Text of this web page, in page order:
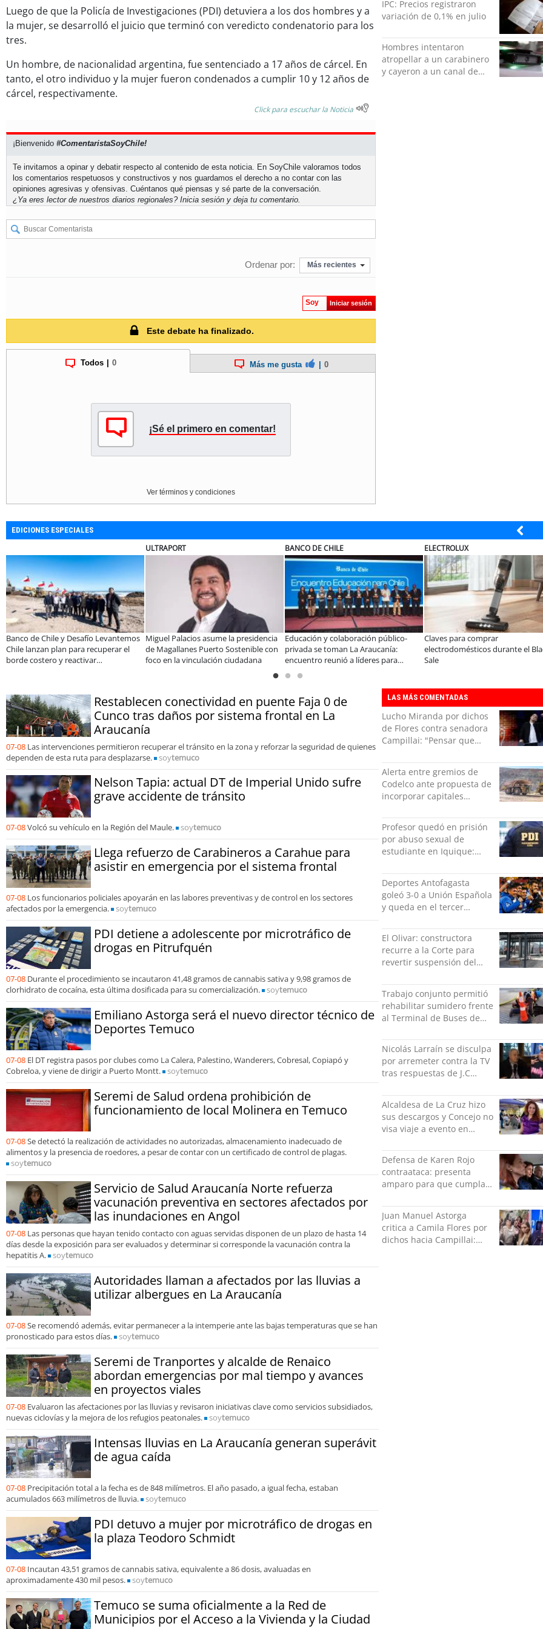
Luego de que la Policía de Investigaciones (PDI) detuviera a los dos hombres y a
la mujer, se desarrolló el juicio que terminó con veredicto condenatorio para los
tres.
Un hombre, de nacionalidad argentina, fue sentenciado a 17 años de cárcel. En
tanto, el otro individuo y la mujer fueron condenados a cumplir 10 y 12 años de
cárcel, respectivamente.
Click para escuchar la Noticia
¡Bienvenido #ComentaristaSoyChile!
Te invitamos a opinar y debatir respecto al contenido de esta noticia. En SoyChile valoramos todos
los comentarios respetuosos y constructivos y nos guardamos el derecho a no contar con las
opiniones agresivas y ofensivas. Cuéntanos qué piensas y sé parte de la conversación.
¿Ya eres lector de nuestros diarios regionales? Inicia sesión y deja tu comentario.
Ordenar por: Más recientes
Soy Iniciar sesión
Este debate ha finalizado.
Todos | 0 Más me gusta | 0
¡Sé el primero en comentar!
Ver términos y condiciones
IPC: Precios registraron
variación de 0,1% en julio
Hombres intentaron
atropellar a un carabinero
y cayeron a un canal de
EDICIONES ESPECIALES
la presidencia
Sostenible con
ciudadana
Educación y colaboración público-
privada se toman La Araucanía:
encuentro reunió a líderes para
Claves para comprar
electrodomésticos durante el Black
Sale
A dos años de la Ley Karin:
especialistas afirman que el desafío es
consolidar un cambio cultural en las
¿Qué
tecnología
Restablecen conectividad en puente Faja 0 de
Cunco tras daños por sistema frontal en La
Araucanía
07-08 Las intervenciones permitieron recuperar el tránsito en la zona y reforzar la seguridad de quienes
dependen de esta ruta para desplazarse.
soytemuco
Nelson Tapia: actual DT de Imperial Unido sufre
grave accidente de tránsito
07-08Volcó su vehículo en la Región del Maule. soytemuco
Llega refuerzo de Carabineros a Carahue para
asistir en emergencia por el sistema frontal
07-08 Los funcionarios policiales apoyarán en las labores preventivas y de control en los sectores
afectados por la emergencia.
soytemuco
PDI detiene a adolescente por microtráfico de
drogas en Pitrufquén
07-08 Durante el procedimiento se incautaron 41,48 gramos de cannabis sativa y 9,98 gramos de
clorhidrato de cocaína, esta última dosificada para su comercialización.
soytemuco
Emiliano Astorga será el nuevo director técnico de
Deportes Temuco
07-08 El DT registra pasos por clubes como La Calera, Palestino, Wanderers, Cobresal, Copiapó y
Cobreloa, y viene de dirigir a Puerto Montt.
soytemuco
Seremi de Salud ordena prohibición de
funcionamiento de local Molinera en Temuco
07-08Se detectó la realización de actividades no autorizadas, almacenamiento inadecuado de
alimentos y la presencia de roedores, a pesar de contar con un certificado de control de plagas.
soytemuco
Servicio de Salud Araucanía Norte refuerza
vacunación preventiva en sectores afectados por
las inundaciones en Angol
07-08 Las personas que hayan tenido contacto con aguas servidas disponen de un plazo de hasta 14
días desde la exposición para ser evaluados y determinar si corresponde la vacunación contra la
hepatitis A.
soytemuco
Autoridades llaman a afectados por las lluvias a
utilizar albergues en La Araucanía
07-08Se recomendó además, evitar permanecer a la intemperie ante las bajas temperaturas que se han
pronosticado para estos días.
soytemuco
Seremi de Tranportes y alcalde de Renaico
abordan emergencias por mal tiempo y avances
en proyectos viales
07-08 Evaluaron las afectaciones por las lluvias y revisaron iniciativas clave como servicios subsidiados,
nuevas ciclovías y la mejora de los refugios peatonales.
soytemuco
Intensas lluvias en La Araucanía generan superávit
de agua caída
07-08 Precipitación total a la fecha es de 848 milímetros. El año pasado, a igual fecha, estaban
acumulados 663 milímetros de lluvia.
soytemuco
PDI detuvo a mujer por microtráfico de drogas en
la plaza Teodoro Schmidt
07-08 Incautan 43,51 gramos de cannabis sativa, equivalente a 86 dosis, avaluadas en
aproximadamente 430 mil pesos.
soytemuco
Temuco se suma oficialmente a la Red de
Municipios por el Acceso a la Vivienda y la Ciudad
LAS MÁS COMENTADAS
Lucho Miranda por dichos
de Flores contra senadora
Campillai: "Pensar que
es una forma de quitar
dignidad"
Alerta entre gremios de
Codelco ante propuesta de
incorporar capitales
Profesor quedó en prisión
por abuso sexual de
estudiante en Iquique:
Deportes Antofagasta
goleó 3-0 a Unión Española
y queda en el tercer
Ascenso
El Olivar: constructora
recurre a la Corte para
revertir suspensión del
Trabajo conjunto permitió
rehabilitar sumidero frente
al Terminal de Buses de
Nicolás Larraín se disculpa
por arremeter contra la TV
tras respuestas de J.C
Alcaldesa de La Cruz hizo
sus descargos y Concejo no
visa viaje a evento en
grabación con abuso
sexual infantil
Defensa de Karen Rojo
contraataca: presenta
amparo para que cumpla
libertad
Juan Manuel Astorga
critica a Camila Flores por
dichos hacia Campillai: